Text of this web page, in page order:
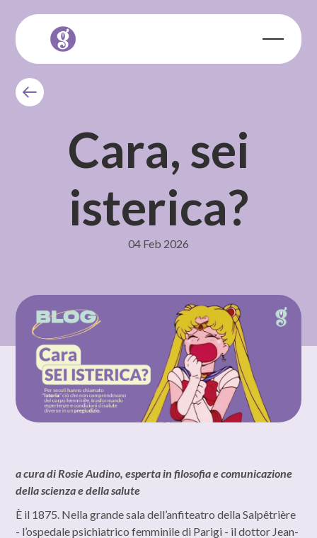
Cara, sei
isterica?
04 Feb 2026
a cura di Rosie Audino, esperta in filosofia e comunicazione
della scienza e della salute
È il 1875. Nella grande sala dell’anfiteatro della Salpêtrière
- l’ospedale psichiatrico femminile di Parigi - il dottor Jean-